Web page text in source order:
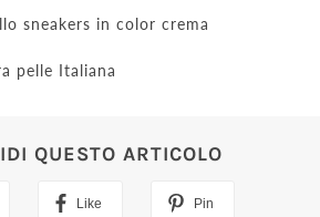
sneakers in color crema
pelle Italiana
QUESTO ARTICOLO
Like Pin